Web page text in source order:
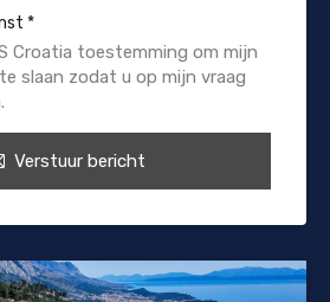
*
Croatia toestemming om mijn
slaan zodat u op mijn vraag
Verstuur bericht